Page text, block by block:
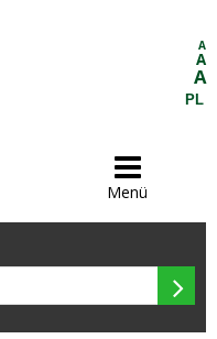
A
A
A
PL

Menü
